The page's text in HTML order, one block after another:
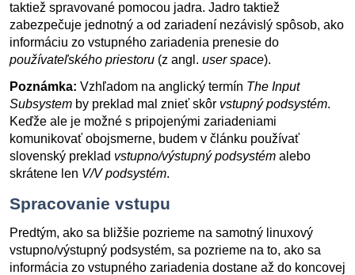
taktiež spravované pomocou jadra. Jadro taktiež
zabezpečuje jednotný a od zariadení nezávislý spôsob, ako
informáciu zo vstupného zariadenia prenesie do
používateľského priestoru (z angl. user space).
Poznámka: Vzhľadom na anglický termín The Input
Subsystem by preklad mal znieť skôr vstupný podsystém.
Keďže ale je možné s pripojenými zariadeniami
komunikovať obojsmerne, budem v článku používať
slovenský preklad vstupno/výstupný podsystém alebo
skrátene len V/V podsystém.
Spracovanie vstupu
Predtým, ako sa bližšie pozrieme na samotný linuxový
vstupno/výstupný podsystém, sa pozrieme na to, ako sa
informácia zo vstupného zariadenia dostane až do koncovej